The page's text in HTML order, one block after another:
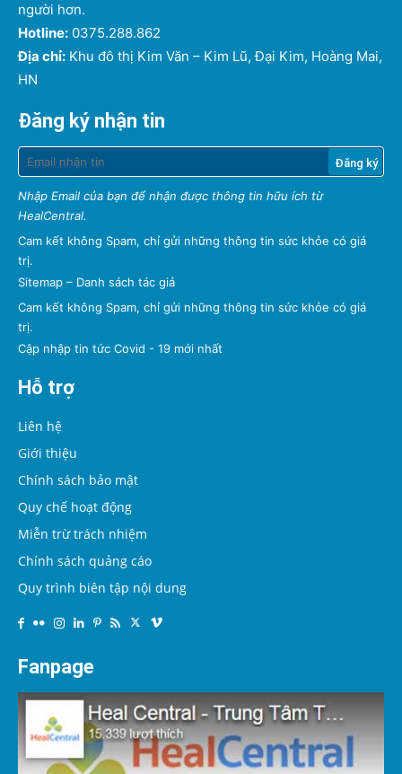
người hơn.
Hotline: 0375.288.862
Địa chỉ: Khu đô thị Kim Văn – Kim Lũ, Đại Kim, Hoàng Mai,
HN
Đăng ký nhận tin
Nhập Email của bạn để nhận được thông tin hữu ích từ
HealCentral.
Cam kết không Spam, chỉ gửi những thông tin sức khỏe có giá
trị.
Sitemap – Danh sách tác giả
Cam kết không Spam, chỉ gửi những thông tin sức khỏe có giá
trị.
Cập nhập tin tức Covid - 19 mới nhất
Hỗ trợ
Liên hệ
Giới thiệu
Chính sách bảo mật
Quy chế hoạt động
Miễn trừ trách nhiệm
Chính sách quảng cáo
Quy trình biên tập nội dung
Fanpage